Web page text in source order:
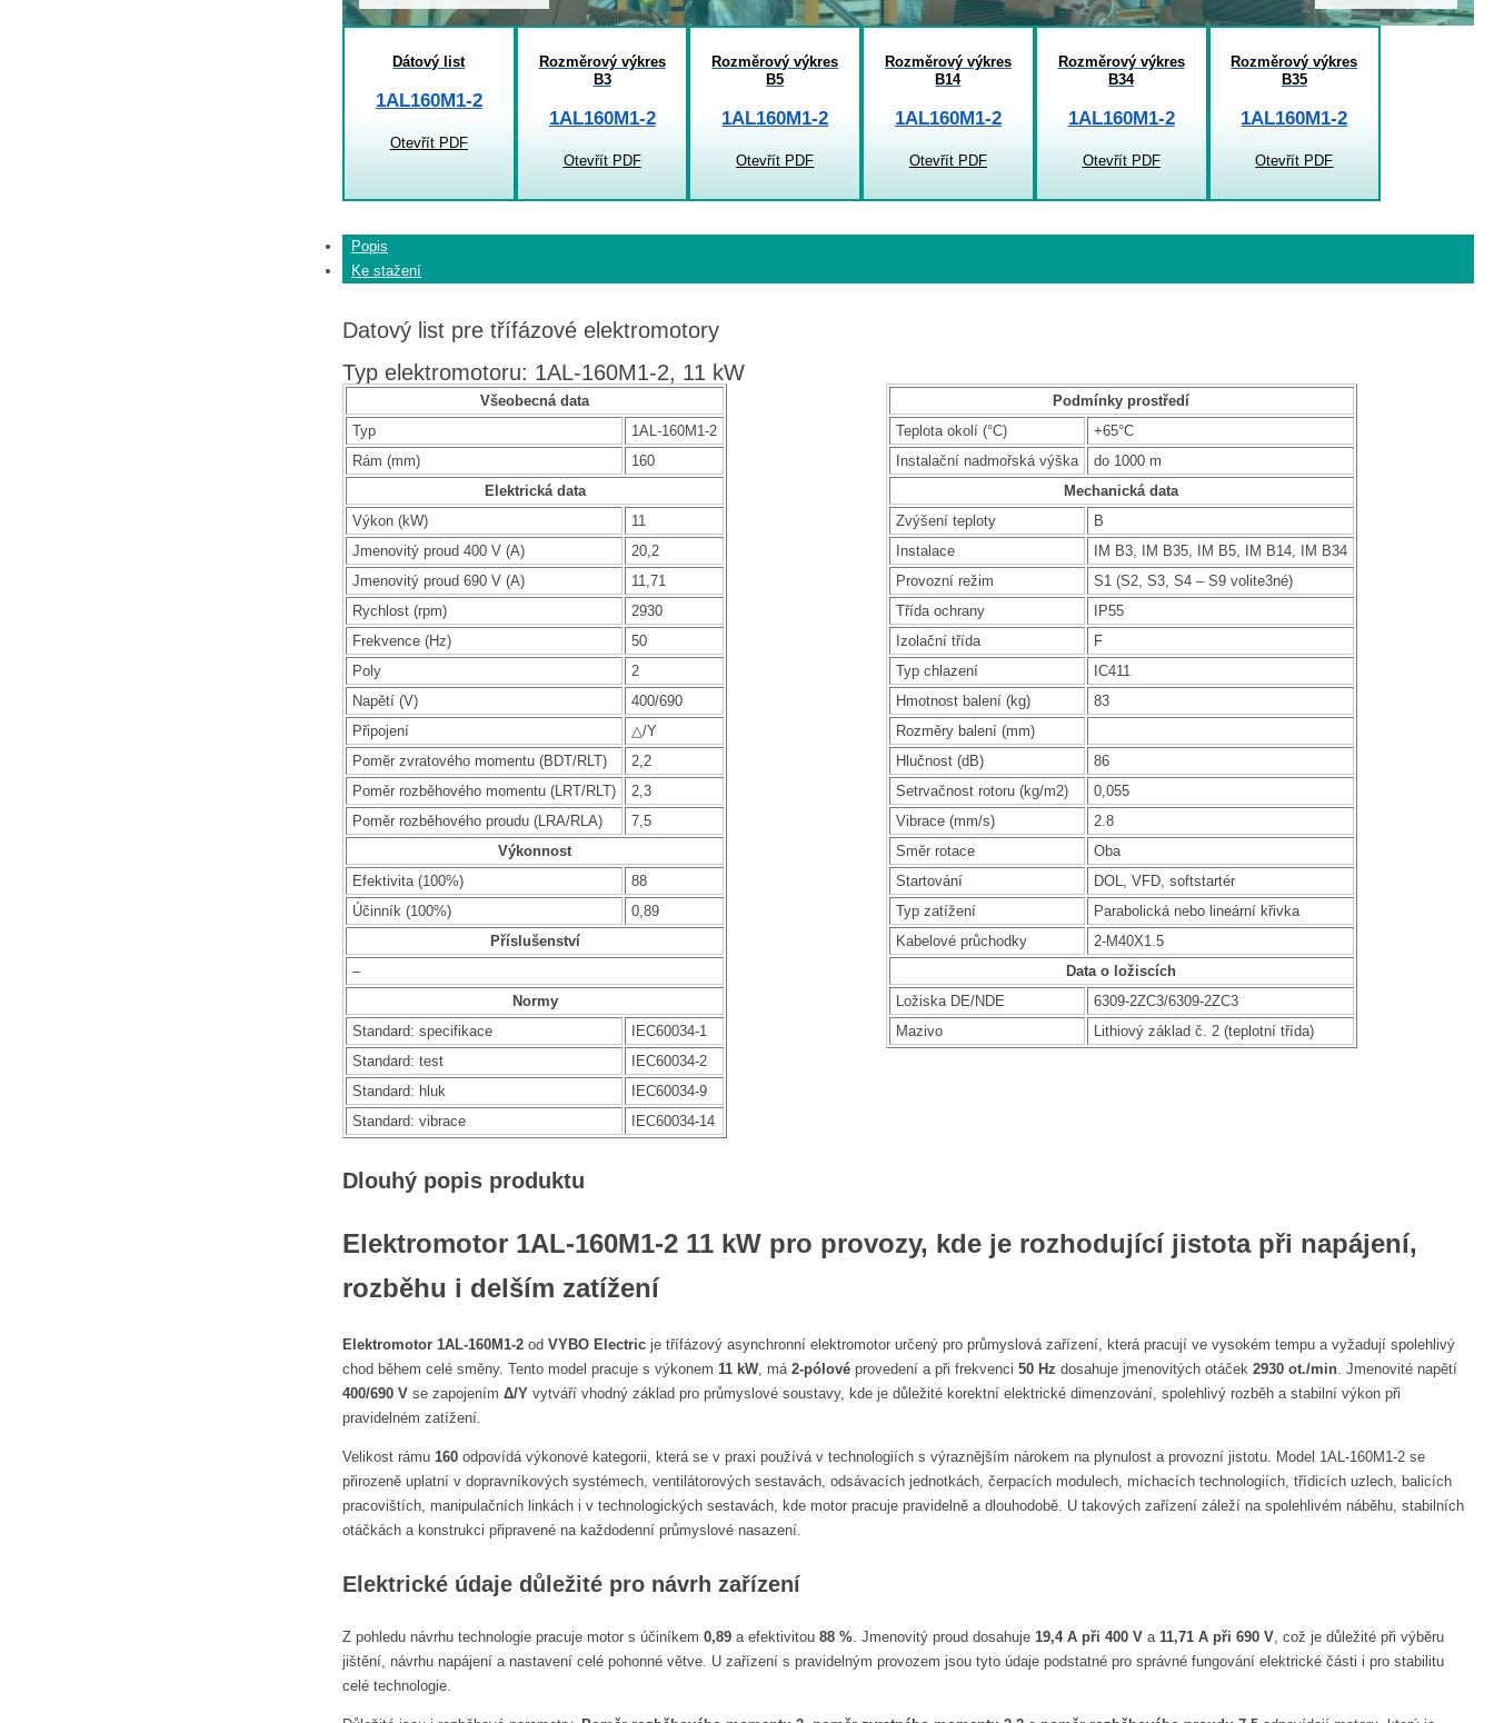
Dátový list
1AL160M1-2
Otevřít PDF
Rozměrový výkres
B3
1AL160M1-2
Otevřít PDF
Rozměrový výkres
B5
1AL160M1-2
Otevřít PDF
Rozměrový výkres
B14
1AL160M1-2
Otevřít PDF
Rozměrový výkres
B34
1AL160M1-2
Otevřít PDF
Rozměrový výkres
B35
1AL160M1-2
Otevřít PDF
Popis
Ke stažení
Datový list pre třífázové elektromotory
Typ elektromotoru: 1AL-160M1-2, 11 kW
Všeobecná data
Typ
1AL-160M1-2
Rám (mm)
160
Elektrická data
Výkon (kW)
11
Jmenovitý proud 400 V (A)
20,2
Jmenovitý proud 690 V (A)
11,71
Rychlost (rpm)
2930
Frekvence (Hz)
50
Poly
2
Napětí (V)
400/690
Připojení
△/Y
Poměr zvratového momentu (BDT/RLT)
2,2
Poměr rozběhového momentu (LRT/RLT)
2,3
Poměr rozběhového proudu (LRA/RLA)
7,5
Výkonnost
Efektivita (100%)
88
Účinník (100%)
0,89
Příslušenství
–
Normy
Standard: specifikace
IEC60034-1
Standard: test
IEC60034-2
Standard: hluk
IEC60034-9
Standard: vibrace
IEC60034-14
Podmínky prostředí
Teplota okolí (°C)
+65°C
Instalační nadmořská výška
do 1000 m
Mechanická data
Zvýšení teploty
B
Instalace
IM B3, IM B35, IM B5, IM B14, IM B34
Provozní režim
S1 (S2, S3, S4 – S9 volite3né)
Třída ochrany
IP55
Izolační třída
F
Typ chlazení
IC411
Hmotnost balení (kg)
83
Rozměry balení (mm)
Hlučnost (dB)
86
Setrvačnost rotoru (kg/m2)
0,055
Vibrace (mm/s)
2.8
Směr rotace
Oba
Startování
DOL, VFD, softstartér
Typ zatížení
Parabolická nebo lineární křivka
Kabelové průchodky
2-M40X1.5
Data o ložiscích
Ložiska DE/NDE
6309-2ZC3/6309-2ZC3
Mazivo
Lithiový základ č. 2 (teplotní třída)
Dlouhý popis produktu
Elektromotor 1AL-160M1-2 11 kW pro provozy, kde je rozhodující jistota při napájení,
rozběhu i delším zatížení
Elektromotor 1AL-160M1-2 od VYBO Electric je třífázový asynchronní elektromotor určený pro průmyslová zařízení, která pracují ve vysokém tempu a vyžadují spolehlivý
chod během celé směny. Tento model pracuje s výkonem 11 kW, má 2-pólové provedení a při frekvenci 50 Hz dosahuje jmenovitých otáček 2930 ot./min . Jmenovité napětí
400/690 V se zapojením Δ/Y vytváří vhodný základ pro průmyslové soustavy, kde je důležité korektní elektrické dimenzování, spolehlivý rozběh a stabilní výkon při
pravidelném zatížení.
Velikost rámu 160 odpovídá výkonové kategorii, která se v praxi používá v technologiích s výraznějším nárokem na plynulost a provozní jistotu. Model 1AL-160M1-2 se
přirozeně uplatní v dopravníkových systémech, ventilátorových sestavách, odsávacích jednotkách, čerpacích modulech, míchacích technologiích, třídicích uzlech, balicích
pracovištích, manipulačních linkách i v technologických sestavách, kde motor pracuje pravidelně a dlouhodobě. U takových zařízení záleží na spolehlivém náběhu, stabilních
otáčkách a konstrukci připravené na každodenní průmyslové nasazení.
Elektrické údaje důležité pro návrh zařízení
Z pohledu návrhu technologie pracuje motor s účiníkem 0,89 a efektivitou 88 %. Jmenovitý proud dosahuje 19,4 A při 400 V a 11,71 A při 690 V, což je důležité při výběru
jištění, návrhu napájení a nastavení celé pohonné větve. U zařízení s pravidelným provozem jsou tyto údaje podstatné pro správné fungování elektrické části i pro stabilitu
celé technologie.